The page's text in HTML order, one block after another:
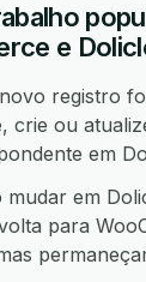
e
registro
crie ou
em
em
para